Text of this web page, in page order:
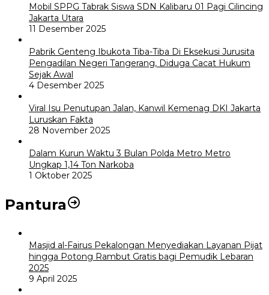
Mobil SPPG Tabrak Siswa SDN Kalibaru 01 Pagi Cilincing
Jakarta Utara
11 Desember 2025
Pabrik Genteng Ibukota Tiba-Tiba Di Eksekusi Jurusita
Pengadilan Negeri Tangerang, Diduga Cacat Hukum
Sejak Awal
4 Desember 2025
Viral Isu Penutupan Jalan, Kanwil Kemenag DKI Jakarta
Luruskan Fakta
28 November 2025
Dalam Kurun Waktu 3 Bulan Polda Metro Metro
Ungkap 1,14 Ton Narkoba
1 Oktober 2025
Pantura
Masjid al-Fairus Pekalongan Menyediakan Layanan Pijat
hingga Potong Rambut Gratis bagi Pemudik Lebaran
2025
9 April 2025